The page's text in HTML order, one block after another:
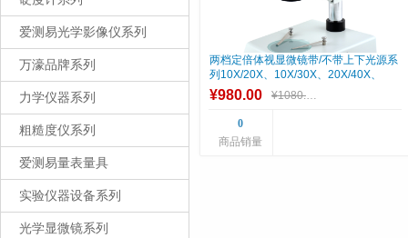
爱测易光学影像仪系列
万濠品牌系列
力学仪器系列
粗糙度仪系列
爱测易量表量具
实验仪器设备系列
光学显微镜系列
两档定倍体视显微镜带/不带上下光源系
列10X/20X、10X/30X、20X/40X、
40X/80X
¥980.00 ¥1080.00
0
商品销量